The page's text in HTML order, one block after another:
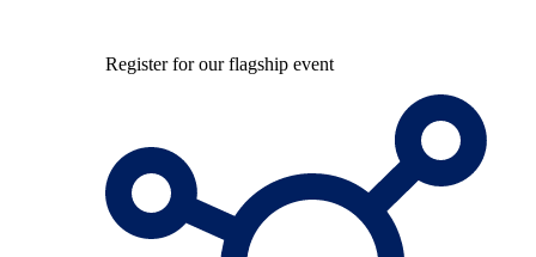
Register for our flagship event